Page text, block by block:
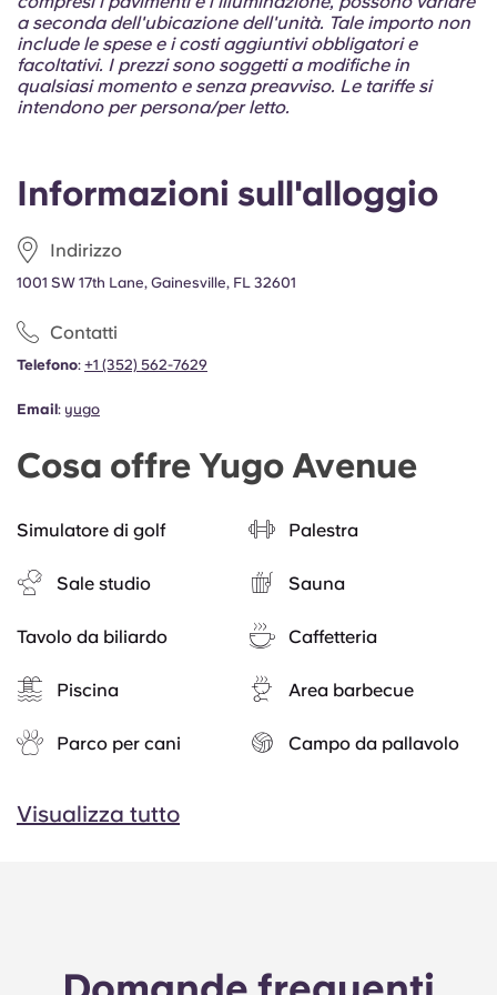
Portuguese
Informazioni sull'alloggio
Indirizzo
1001 SW 17th Lane, Gainesville, FL 32601
Contatti
Telefono: +1 (352) 562-7629
Email: yugo
Cosa offre Yugo Avenue
Simulatore di golf Palestra
Sale studio Sauna
Tavolo da biliardo Caffetteria
Piscina Area barbecue
Parco per cani Campo da pallavolo
Visualizza tutto
a seconda dell'ubicazione dell'unità. Tale importo non
include le spese e i costi aggiuntivi obbligatori e
facoltativi. I prezzi sono soggetti a modifiche in
qualsiasi momento e senza preavviso. Le tariffe si
intendono per persona/per letto.